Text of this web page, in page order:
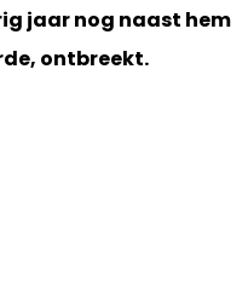
jaar nog naast hem
ontbreekt.